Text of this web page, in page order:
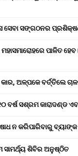
ସେବା ସଙ୍ଗଠନର
ପାଳିତ ହେବ
କାର, ଅଳ୍ପକେ ବର୍ତ୍ତିଲେ
ସଶ୍ରମ କାରାଦଣ୍ଡ
ନ କରିପାରିବାରୁ ବ୍ୟାଙ୍କ
ଶିବିର ଅନୁଷ୍ଠିତ